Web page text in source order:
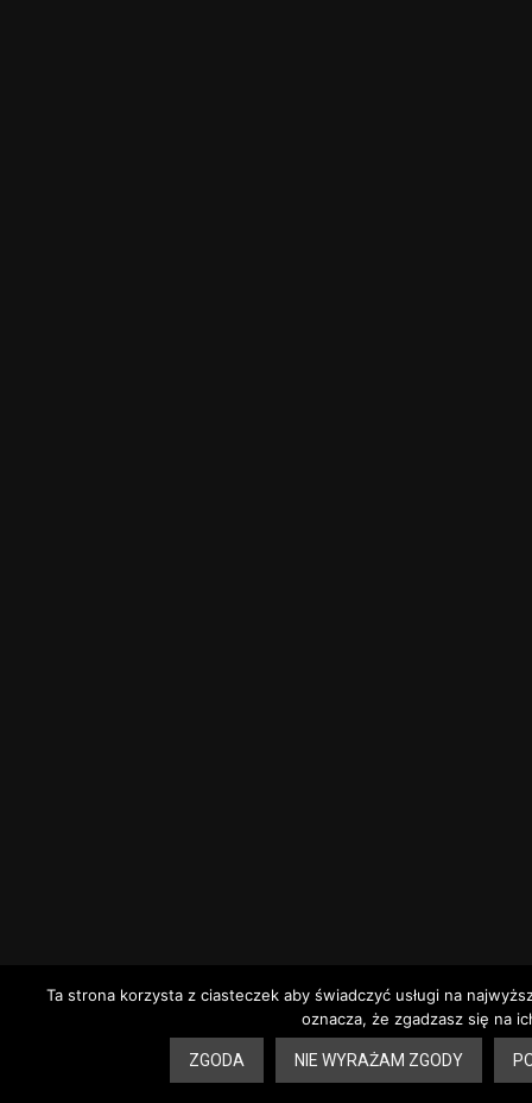
Ta strona korzysta z ciasteczek aby świadczyć usługi na
oznacza, że zgadzasz się na
ZGODA NIE WYRAŻAM ZGODY